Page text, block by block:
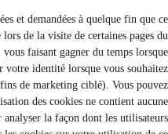
préalable à la visite du
sont de petits fichiers texte
sur le disque dur de votre
le visiter. Nous utilisons des
à ressaisir votre adresse e-mail)
pas les cookies, mais
exempte de virus.Ce site Web